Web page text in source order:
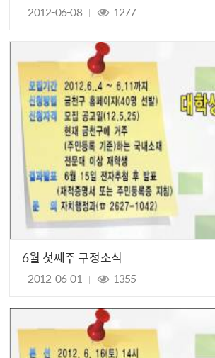
2012-06-08 1277
6월 첫째주 구정소식
2012-06-01 1355